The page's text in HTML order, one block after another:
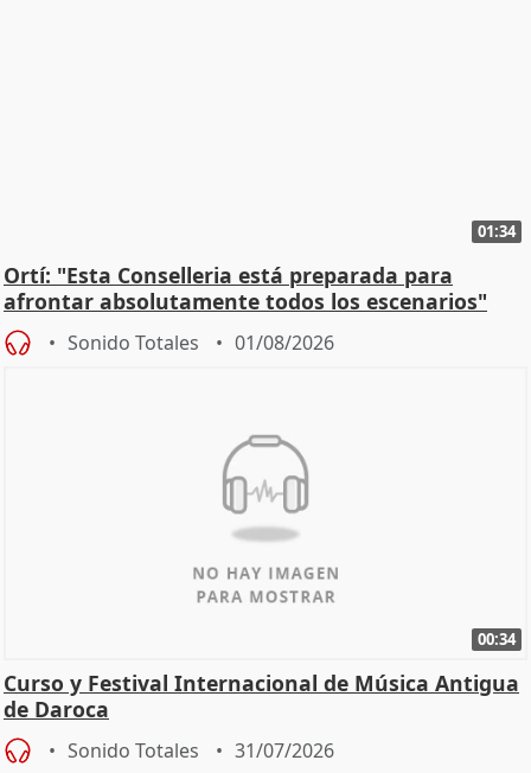
01:34
Ortí: "Esta Conselleria está preparada para
afrontar absolutamente todos los escenarios"
Sonido Totales 01/08/2026
00:34
Curso y Festival Internacional de Música Antigua
de Daroca
Sonido Totales 31/07/2026